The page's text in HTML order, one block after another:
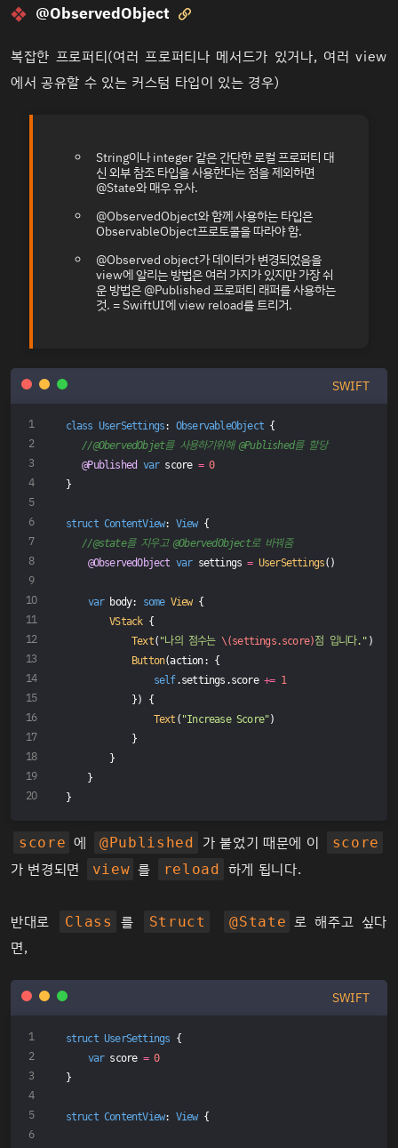
@ObservedObject 
복잡한 프로퍼티(여러 프로퍼티나 메서드가 있거나, 여러 view
에서 공유할 수 있는 커스텀 타입이 있는 경우)
String이나 integer 같은 간단한 로컬 프로퍼티 대
신 외부 참조 타입을 사용한다는 점을 제외하면
@State와 매우 유사.
@ObservedObject와 함께 사용하는 타입은
ObservableObject프로토콜을 따라야 함.
@Observed object가 데이터가 변경되었음을
view에 알리는 방법은 여러 가지가 있지만 가장 쉬
운 방법은 @Published 프로퍼티 래퍼를 사용하는
것. = SwiftUI에 view reload를 트리거.
SWIFT
class UserSettings: ObservableObject {
//@ObervedObjet를 사용하기위해 @Published를 할당
@Published var score = 0
}
struct ContentView: View {
//@state를 지우고 @ObervedObject로 바꿔줌
@ObservedObject var settings = UserSettings()
var body: some View {
VStack {
Text( "나의 점수는 \(settings.score)점 입니다." )
Button(action: {
self.settings.score += 1
            }) {
Text ( "Increase Score")
            }
        }
    }
}
score 에 @Published 가 붙었기 때문에 이 score
가 변경되면 view 를 reload 하게 됩니다.
반대로 Class 를 Struct @State 로 해주고 싶다
면,
SWIFT
struct UserSettings {
var score = 0
}
struct ContentView: View {